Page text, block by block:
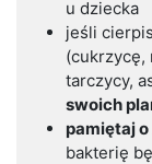
u dziecka
jeśli
(cukrzycę,
tarczycy,
swoich
pamiętaj
bakterię